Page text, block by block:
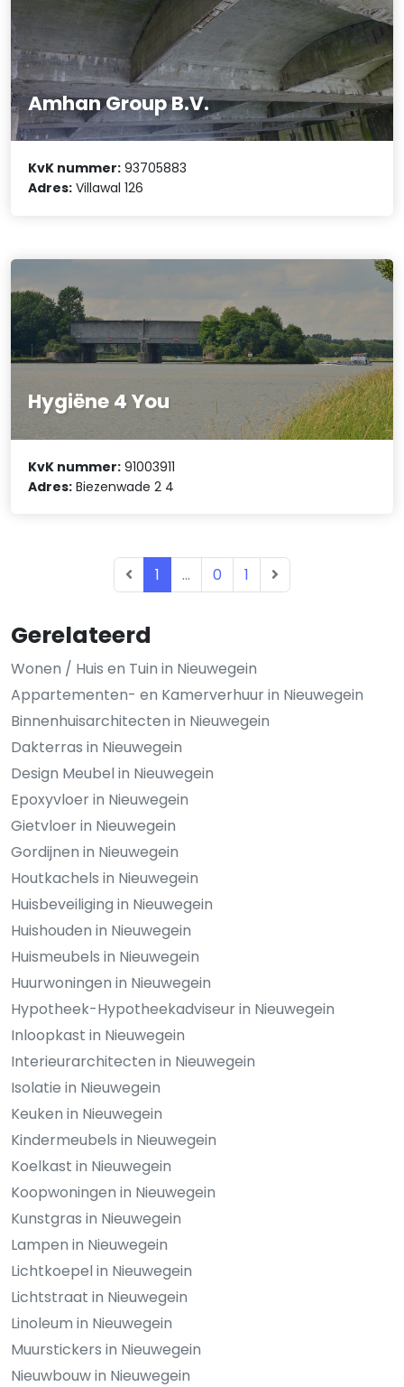
Gerelateerd
Wonen / Huis en Tuin in Nieuwegein
Appartementen- en Kamerverhuur in Nieuwegein
Binnenhuisarchitecten in Nieuwegein
Dakterras in Nieuwegein
Design Meubel in Nieuwegein
Epoxyvloer in Nieuwegein
Gietvloer in Nieuwegein
Gordijnen in Nieuwegein
Houtkachels in Nieuwegein
Huisbeveiliging in Nieuwegein
Huishouden in Nieuwegein
Huismeubels in Nieuwegein
Huurwoningen in Nieuwegein
Hypotheek-Hypotheekadviseur in Nieuwegein
Inloopkast in Nieuwegein
Interieurarchitecten in Nieuwegein
Isolatie in Nieuwegein
Keuken in Nieuwegein
Kindermeubels in Nieuwegein
Koelkast in Nieuwegein
Koopwoningen in Nieuwegein
Kunstgras in Nieuwegein
Lampen in Nieuwegein
Lichtkoepel in Nieuwegein
Lichtstraat in Nieuwegein
Linoleum in Nieuwegein
Muurstickers in Nieuwegein
Nieuwbouw in Nieuwegein
Amhan Group B.V.
KvK nummer: 93705883
Adres: Villawal 126
Hygiëne 4 You
KvK nummer: 91003911
Adres: Biezenwade 2 4
1 ... 0 1